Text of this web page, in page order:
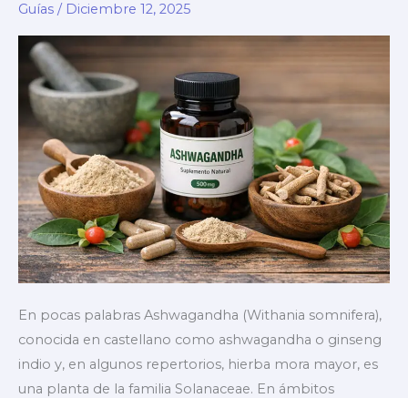
Beneficios,
cómo
tomarla
evidencia
científica
Guías / Diciembre 12, 2025
En pocas palabras Ashwagandha (Withania somnifera),
conocida en castellano como ashwagandha o ginseng
indio y, en algunos repertorios, hierba mora mayor, es
una planta de la familia Solanaceae. En ámbitos